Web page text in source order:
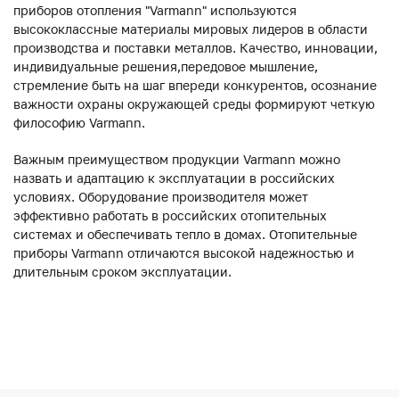
приборов отопления "Varmann" используются
высококлассные материалы мировых лидеров в области
производства и поставки металлов. Качество, инновации,
индивидуальные решения,передовое мышление,
стремление быть на шаг впереди конкурентов, осознание
важности охраны окружающей среды формируют четкую
философию Varmann.
Важным преимуществом продукции Varmann можно
назвать и адаптацию к эксплуатации в российских
условиях. Оборудование производителя может
эффективно работать в российских отопительных
системах и обеспечивать тепло в домах. Отопительные
приборы Varmann отличаются высокой надежностью и
длительным сроком эксплуатации.